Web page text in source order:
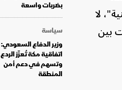
لا
بين
بضربات واسعة
سياسة
وزير الدفاع السعودي:
اتفاقية مكة تُعزّز الردع
وتسهم في دعم أمن
المنطقة